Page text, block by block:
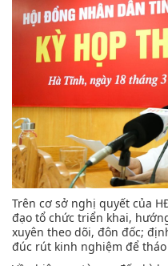
Trên cơ sở nghị quyết của
đạo tổ chức triển khai,
xuyên theo dõi, đôn đốc;
đúc rút kinh nghiệm để